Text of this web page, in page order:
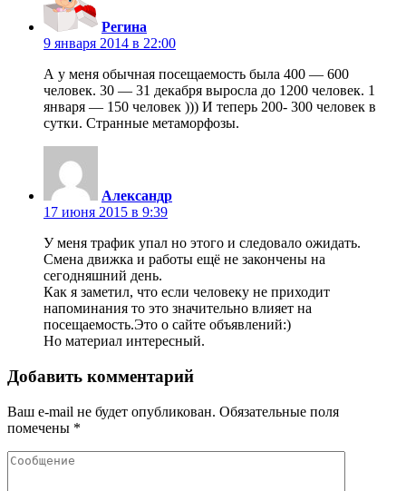
Регина
9 января 2014 в 22:00
А у меня обычная посещаемость была 400 — 600
человек. 30 — 31 декабря выросла до 1200 человек. 1
января — 150 человек ))) И теперь 200- 300 человек в
сутки. Странные метаморфозы.
Александр
17 июня 2015 в 9:39
У меня трафик упал но этого и следовало ожидать.
Смена движка и работы ещё не закончены на
сегодняшний день.
Как я заметил, что если человеку не приходит
напоминания то это значительно влияет на
посещаемость.Это о сайте объявлений:)
Но материал интересный.
Добавить комментарий
Ваш e-mail не будет опубликован. Обязательные поля
помечены *